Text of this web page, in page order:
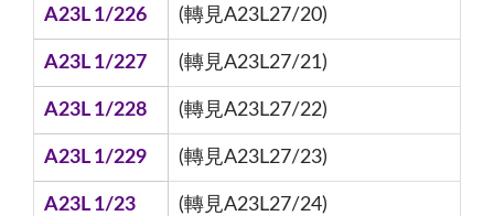
A23L 1/226 (轉見A23L27/20)
A23L 1/227 (轉見A23L27/21)
A23L 1/228 (轉見A23L27/22)
A23L 1/229 (轉見A23L27/23)
A23L 1/23 (轉見A23L27/24)